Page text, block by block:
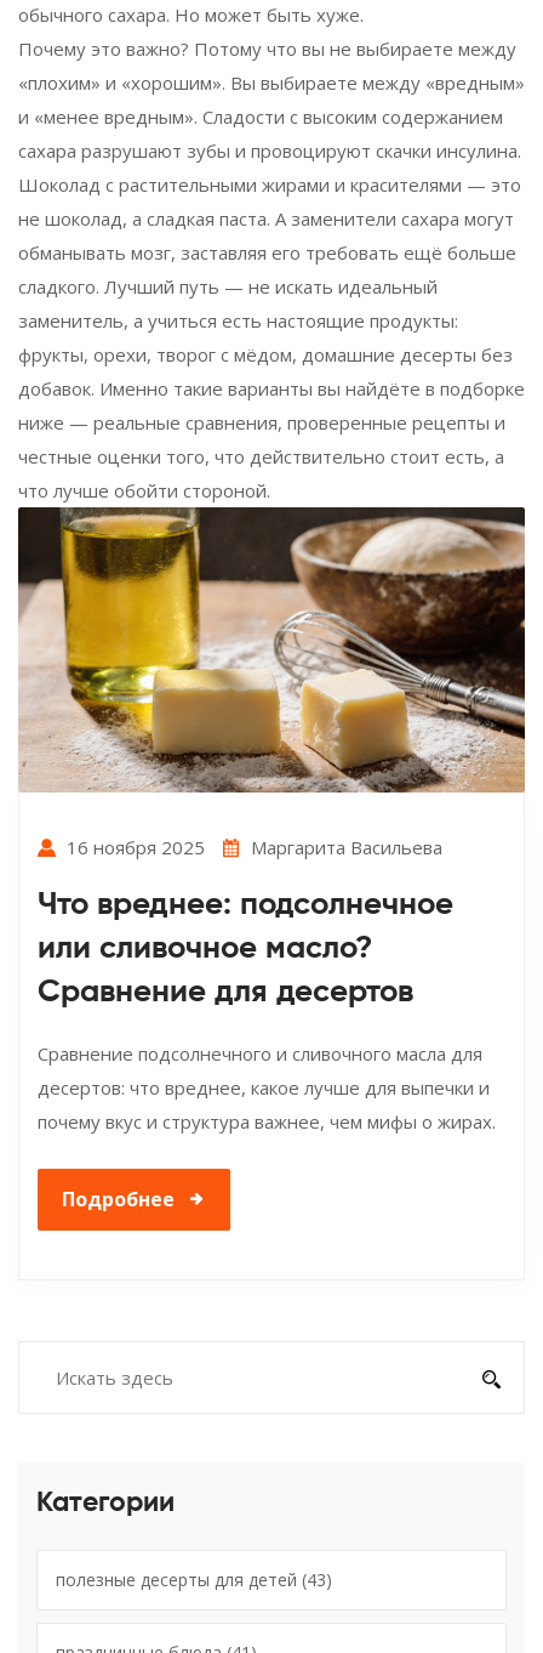
обычного сахара. Но может быть хуже.
Почему это важно? Потому что вы не выбираете между
«плохим» и «хорошим». Вы выбираете между «вредным»
и «менее вредным». Сладости с высоким содержанием
сахара разрушают зубы и провоцируют скачки инсулина.
Шоколад с растительными жирами и красителями — это
не шоколад, а сладкая паста. А заменители сахара могут
обманывать мозг, заставляя его требовать ещё больше
сладкого. Лучший путь — не искать идеальный
заменитель, а учиться есть настоящие продукты:
фрукты, орехи, творог с мёдом, домашние десерты без
добавок. Именно такие варианты вы найдёте в подборке
ниже — реальные сравнения, проверенные рецепты и
честные оценки того, что действительно стоит есть, а
что лучше обойти стороной.
16 ноября 2025 Маргарита Васильева
Что вреднее: подсолнечное
или сливочное масло?
Сравнение для десертов
Сравнение подсолнечного и сливочного масла для
десертов: что вреднее, какое лучше для выпечки и
почему вкус и структура важнее, чем мифы о жирах.
Подробнее
Категории
полезные десерты для детей (43)